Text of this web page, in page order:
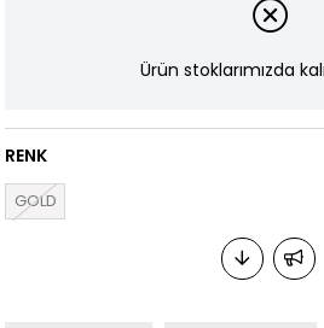
Ürün stoklarımızda
RENK
GOLD